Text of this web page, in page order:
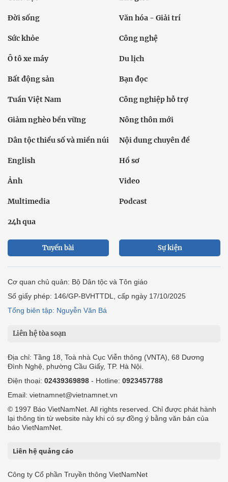
Đời sống Văn hóa - Giải trí
Sức khỏe Công nghệ
Ô tô xe máy Du lịch
Bất động sản Bạn đọc
Tuần Việt Nam Công nghiệp hỗ trợ
Giảm nghèo bền vững Nông thôn mới
Dân tộc thiểu số và miền núi Nội dung chuyên đề
English Hồ sơ
Ảnh Video
Multimedia Podcast
24h qua
Tuyến bài Sự kiện
Cơ quan chủ quản: Bộ Dân tộc và Tôn giáo
Số giấy phép: 146/GP-BVHTTDL, cấp ngày 17/10/2025
Tổng biên tập: Nguyễn Văn Bá
Liên hệ tòa soạn
Địa chỉ: Tầng 18, Toà nhà Cục Viễn thông (VNTA), 68 Dương
Đình Nghệ, phường Cầu Giấy, TP. Hà Nội.
Điện thoại: 02439369898 - Hotline: 0923457788
Email: vietnamnet@vietnamnet.vn
© 1997 Báo VietNamNet. All rights reserved. Chỉ được phát hành
lại thông tin từ website này khi có sự đồng ý bằng văn bản của
báo VietNamNet.
Liên hệ quảng cáo
Công ty Cổ phần Truyền thông VietNamNet